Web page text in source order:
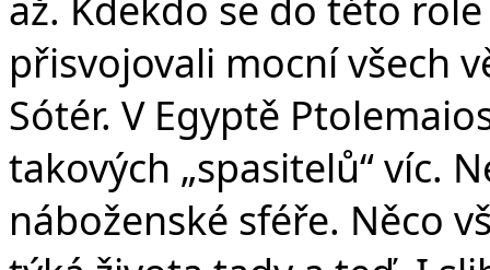
přisvojovali mocní všech
Sótér. V Egyptě
takových „spasitelů“ víc.
náboženské sféře. Něco